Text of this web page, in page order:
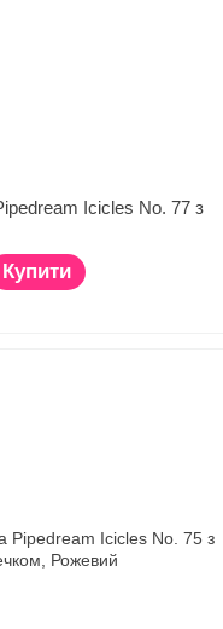
Icicles No. 77 з
Купити